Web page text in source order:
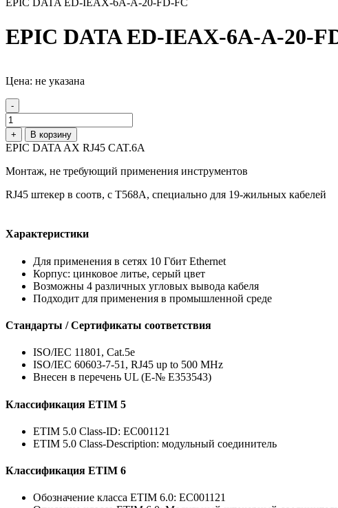
EPIC DATA ED-IEAX-6A-A-20-FD-FC
EPIC DATA ED-IEAX-6A-A-20-
Цена: не указана
-
+ В корзину
EPIC DATA AX RJ45 CAT.6A
Монтаж, не требующий применения инструментов
RJ45 штекер в соотв, с Т568А, специально для 19-жильных кабелей
Характеристики
Для применения в сетях 10 Гбит Ethernet
Корпус: цинковое литье, серый цвет
Возможны 4 различных угловых вывода кабеля
Подходит для применения в промышленной среде
Стандарты / Сертификаты соответствия
ISO/IEC 11801, Cat.5e
ISO/IEC 60603-7-51, RJ45 up to 500 MHz
Внесен в перечень UL (E-№ E353543)
Классификация ETIM 5
ETIM 5.0 Class-ID: EC001121
ETIM 5.0 Class-Description: модульный соединитель
Классификация ETIM 6
Обозначение класса ETIM 6.0: EC001121